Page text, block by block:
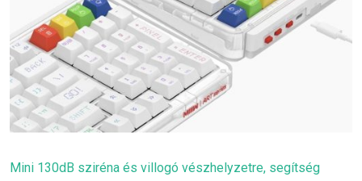
Mini 130dB sziréna és villogó vészhelyzetre, segítség